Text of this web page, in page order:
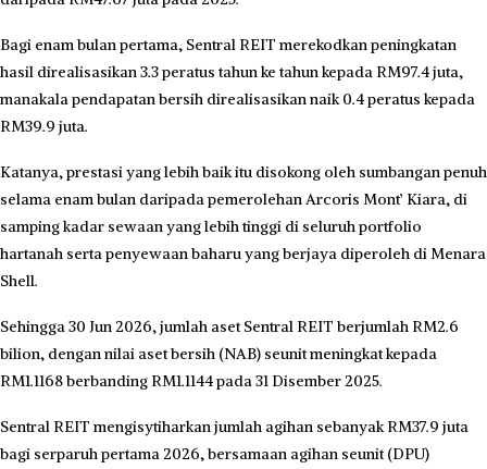
Bagi enam bulan pertama, Sentral REIT merekodkan peningkatan
hasil direalisasikan 3.3 peratus tahun ke tahun kepada RM97.4 juta,
manakala pendapatan bersih direalisasikan naik 0.4 peratus kepada
RM39.9 juta.
Katanya, prestasi yang lebih baik itu disokong oleh sumbangan penuh
selama enam bulan daripada pemerolehan Arcoris Mont’ Kiara, di
samping kadar sewaan yang lebih tinggi di seluruh portfolio
hartanah serta penyewaan baharu yang berjaya diperoleh di Menara
Shell.
Sehingga 30 Jun 2026, jumlah aset Sentral REIT berjumlah RM2.6
bilion, dengan nilai aset bersih (NAB) seunit meningkat kepada
RM1.1168 berbanding RM1.1144 pada 31 Disember 2025.
Sentral REIT mengisytiharkan jumlah agihan sebanyak RM37.9 juta
bagi serparuh pertama 2026, bersamaan agihan seunit (DPU)